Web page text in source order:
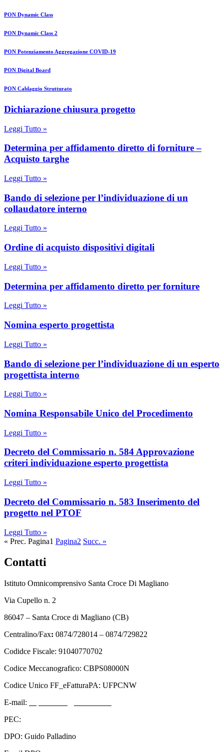
PON Dynamic Class
PON Dynamic Class 2
PON Potenziamento Aggregazione COVID-19
PON Digital Board
PON Cablaggio Strutturato
Dichiarazione chiusura progetto
Leggi Tutto »
Determina per affidamento diretto di forniture –
Acquisto targhe
Leggi Tutto »
Bando di selezione per l’individuazione di un
collaudatore interno
Leggi Tutto »
Ordine di acquisto dispositivi digitali
Leggi Tutto »
Determina per affidamento diretto per forniture
Leggi Tutto »
Nomina esperto progettista
Leggi Tutto »
Bando di selezione per l’individuazione di un esperto
progettista interno
Leggi Tutto »
Nomina Responsabile Unico del Procedimento
Leggi Tutto »
Decreto del Commissario n. 584 Approvazione
criteri individuazione esperto progettista
Leggi Tutto »
Decreto del Commissario n. 583 Inserimento del
progetto nel PTOF
Leggi Tutto »
« Prec. Pagina1 Pagina2 Succ. »
Contatti
Istituto Omnicomprensivo Santa Croce Di Magliano
Via Cupello n. 2
86047 – Santa Croce di Magliano (CB)
Centralino/Fax: 0874/728014 – 0874/729822
Codidce Fiscale: 91040770702
Codice Meccanografico: CBPS08000N
Codice Unico FF_eFatturaPA: UFPCNW
E-mail:
PEC:
DPO: Guido Palladino